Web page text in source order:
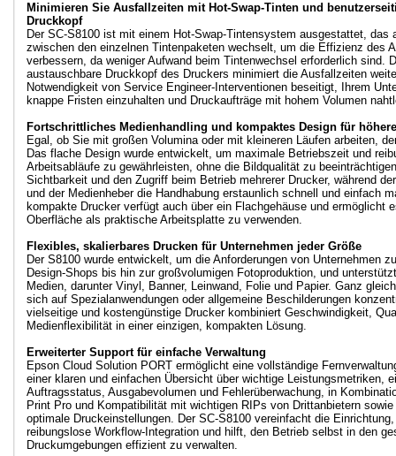
Minimieren Sie Ausfallzeiten mit Hot-Swap-Tinten und
Druckkopf
Der SC-S8100 ist mit einem Hot-Swap-Tintensystem ausgestattet, das
zwischen den einzelnen Tintenpaketen wechselt, um die Effizienz des
verbessern, da weniger Aufwand beim Tintenwechsel erforderlich sind.
austauschbare Druckkopf des Druckers minimiert die Ausfallzeiten
Notwendigkeit von Service Engineer-Interventionen beseitigt, Ihrem
knappe Fristen einzuhalten und Druckaufträge mit hohem Volumen
Fortschrittliches Medienhandling und kompaktes Design für
Egal, ob Sie mit großen Volumina oder mit kleineren Läufen arbeiten,
Das flache Design wurde entwickelt, um maximale Betriebszeit und
Arbeitsabläufe zu gewährleisten, ohne die Bildqualität zu
Sichtbarkeit und den Zugriff beim Betrieb mehrerer Drucker, während
und der Medienheber die Handhabung erstaunlich schnell und einfach
kompakte Drucker verfügt auch über ein Flachgehäuse und ermöglicht
Oberfläche als praktische Arbeitsplatte zu verwenden.
Flexibles, skalierbares Drucken für Unternehmen jeder Größe
Der S8100 wurde entwickelt, um die Anforderungen von Unternehmen
Design-Shops bis hin zur großvolumigen Fotoproduktion, und
Medien, darunter Vinyl, Banner, Leinwand, Folie und Papier. Ganz
sich auf Spezialanwendungen oder allgemeine Beschilderungen
vielseitige und kostengünstige Drucker kombiniert Geschwindigkeit,
Medienflexibilität in einer einzigen, kompakten Lösung.
Erweiterter Support für einfache Verwaltung
Epson Cloud Solution PORT ermöglicht eine vollständige
einer klaren und einfachen Übersicht über wichtige Leistungsmetriken,
Auftragsstatus, Ausgabevolumen und Fehlerüberwachung, in
Print Pro und Kompatibilität mit wichtigen RIPs von Drittanbietern
optimale Druckeinstellungen. Der SC-S8100 vereinfacht die
reibungslose Workflow-Integration und hilft, den Betrieb selbst in den
Druckumgebungen effizient zu verwalten.